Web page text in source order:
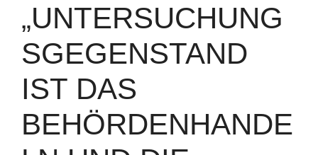
„UNTERSUCHUNG
SGEGENSTAND
IST DAS
BEHÖRDENHANDE